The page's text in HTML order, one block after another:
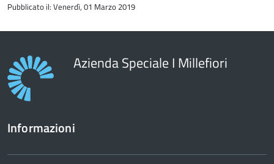
del
Pubblicato il: Venerdì, 01 Marzo 2019
Azienda Speciale I Millefiori
Informazioni